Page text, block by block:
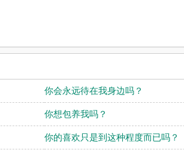
你会永远待在我身边吗？
你想包养我吗？
你的喜欢只是到这种程度而已吗？